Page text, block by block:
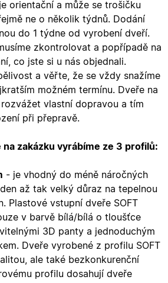
orientační a může se trošičku
ne o několik týdnů. Dodání
do 1 týdne od vyrobení dveří.
zkontrolovat a popřípadě na
, co jste si u nás objednali.
a věřte, že se vždy snažíme
možném termínu. Dveře na
vlastní dopravou a tím
při přepravě.
na zakázku vyrábíme ze 3 profilů:
- je vhodný do méně náročných
až tak velký důraz na tepelnou
Plastové vstupní dveře SOFT
v barvě bílá/bílá o tloušťce
3D panty a jednoduchým
Dveře vyrobené z profilu SOFT
ale také bezkonkurenční
profilu dosahují dveře